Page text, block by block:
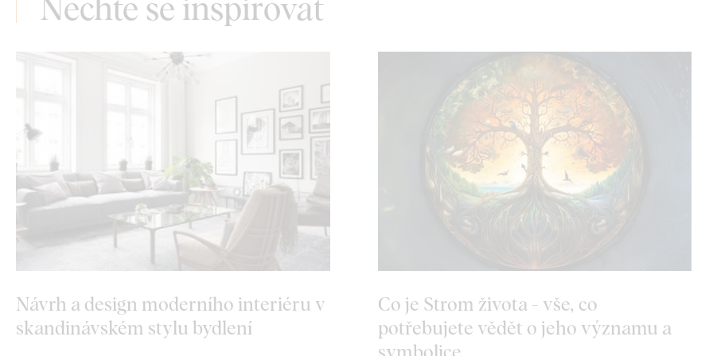
Návrh a design moderního interiéru v
skandinávském stylu bydlení
Co je Strom života - vše, co
potřebujete vědět o jeho významu a